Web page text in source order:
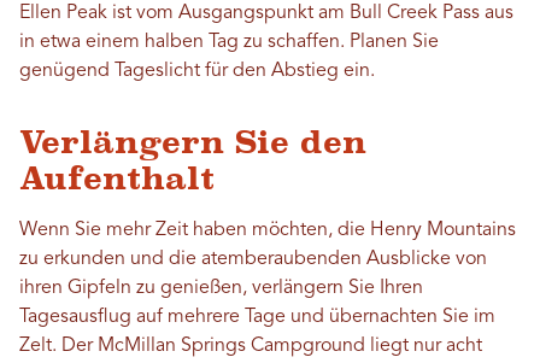
Ellen Peak ist vom Ausgangspunkt am Bull Creek Pass aus
in etwa einem halben Tag zu schaffen. Planen Sie
genügend Tageslicht für den Abstieg ein.
Verlängern Sie den
Aufenthalt
Wenn Sie mehr Zeit haben möchten, die Henry Mountains
zu erkunden und die atemberaubenden Ausblicke von
ihren Gipfeln zu genießen, verlängern Sie Ihren
Tagesausflug auf mehrere Tage und übernachten Sie im
Zelt. Der McMillan Springs Campground liegt nur acht